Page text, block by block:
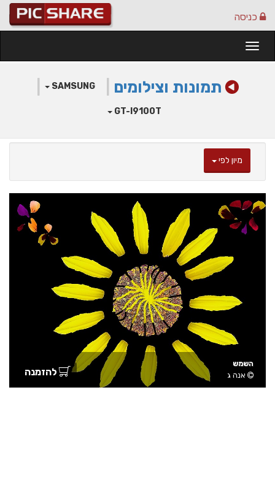
כניסה
תמונות וצילומים SAMSUNG
GT-I9100T
מיון לפי
השמש
אנה ג
להזמנה